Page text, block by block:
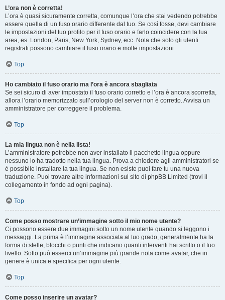
L’ora non è corretta!
L’ora è quasi sicuramente corretta, comunque l’ora che stai vedendo potrebbe
essere quella di un fuso orario differente dal tuo. Se così fosse, devi cambiare
le impostazioni del tuo profilo per il fuso orario e farlo coincidere con la tua
area, es. London, Paris, New York, Sydney, ecc. Nota che solo gli utenti
registrati possono cambiare il fuso orario e molte impostazioni.
Top
Ho cambiato il fuso orario ma l’ora è ancora sbagliata
Se sei sicuro di aver impostato il fuso orario corretto e l’ora è ancora scorretta,
allora l’orario memorizzato sull’orologio del server non è corretto. Avvisa un
amministratore per correggere il problema.
Top
La mia lingua non è nella lista!
L’amministratore potrebbe non aver installato il pacchetto lingua oppure
nessuno lo ha tradotto nella tua lingua. Prova a chiedere agli amministratori se
è possibile installare la tua lingua. Se non esiste puoi fare tu una nuova
traduzione. Puoi trovare altre informazioni sul sito di phpBB Limited (trovi il
collegamento in fondo ad ogni pagina).
Top
Come posso mostrare un’immagine sotto il mio nome utente?
Ci possono essere due immagini sotto un nome utente quando si leggono i
messaggi. La prima è l’immagine associata al tuo grado, generalmente ha la
forma di stelle, blocchi o punti che indicano quanti interventi hai scritto o il tuo
livello. Sotto può esserci un’immagine più grande nota come avatar, che in
genere è unica e specifica per ogni utente.
Top
Come posso inserire un avatar?